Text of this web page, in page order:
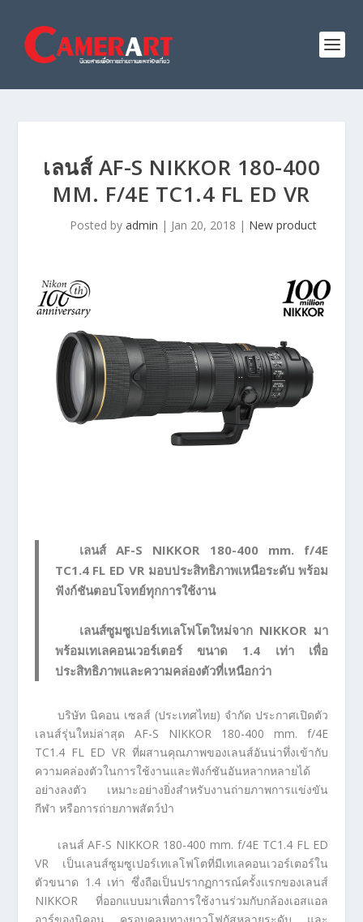
เลนส์ AF-S NIKKOR 180-400
MM. F/4E TC1.4 FL ED VR
Posted by admin | Jan 20, 2018 | New product
เลนส์ AF-S NIKKOR 180-400 mm. f/4E
TC1.4 FL ED VR มอบประสิทธิภาพเหนือระดับ พร้อม
ฟังก์ชันตอบโจทย์ทุกการใช้งาน
เลนส์ซูมซูเปอร์เทเลโฟโตใหม่จาก NIKKOR มา
พร้อมเทเลคอนเวอร์เตอร์ ขนาด 1.4 เท่า เพื่อ
ประสิทธิภาพและความคล่องตัวที่เหนือกว่า
บริษัท นิคอน เซลส์ (ประเทศไทย) จำกัด ประกาศเปิดตัว
เลนส์รุ่นใหม่ล่าสุด AF-S NIKKOR 180-400 mm. f/4E
TC1.4 FL ED VR ที่ผสานคุณภาพของเลนส์อันน่าทึ่งเข้ากับ
ความคล่องตัวในการใช้งานและฟังก์ชันอันหลากหลายได้
อย่างลงตัว เหมาะอย่างยิ่งสำหรับงานถ่ายภาพการแข่งขัน
กีฬา หรือการถ่ายภาพสัตว์ป่า
เลนส์ AF-S NIKKOR 180-400 mm. f/4E TC1.4 FL ED
VR เป็นเลนส์ซูมซูเปอร์เทเลโฟโตที่มีเทเลคอนเวอร์เตอร์ใน
ตัวขนาด 1.4 เท่า ซึ่งถือเป็นปรากฏการณ์ครั้งแรกของเลนส์
NIKKOR ที่ออกแบบมาเพื่อการใช้งานร่วมกับกล้องเอสแอล